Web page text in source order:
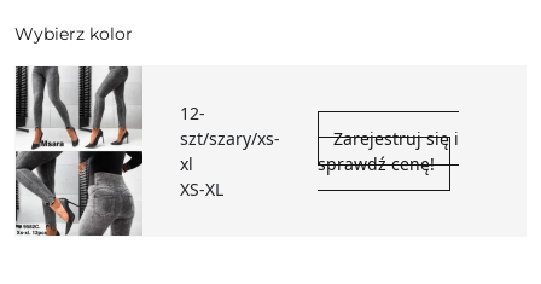
Wybierz kolor
12-
szt/szary/xs-
xl
XS-XL
Zarejestruj się i
sprawdź cenę!